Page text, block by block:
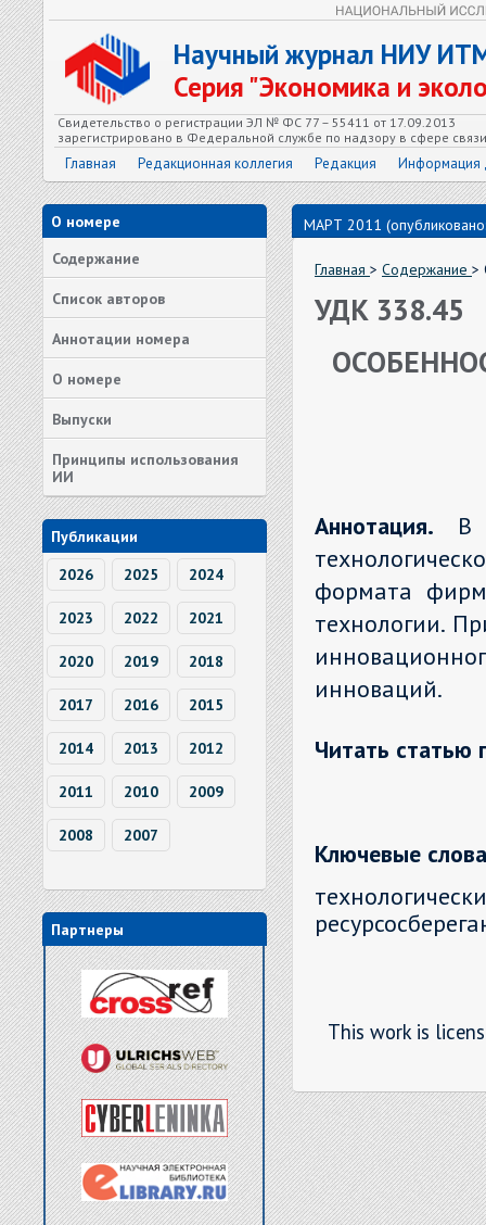
Научный журнал НИУ
Серия "Экономика и
Свидетельство о регистрации ЭЛ № ФС 77 – 55411 от 17.09.2013
зарегистрировано в Федеральной службе по надзору в сфере
Главная Редакционная коллегия Редакция Информация
О номере
Содержание
Список авторов
Аннотации номера
О номере
Выпуски
Принципы использования
ИИ
Публикации
2026
2025 2024
2023 2022 2021
2020 2019 2018
2017 2016 2015
2014 2013 2012
2011 2010 2009
2008 2007
Партнеры
МАРТ 2011
Главная > Содержание >
УДК 338.45
Аннотация. В
формата
технологии.
инноваций.
Читать статью
Ключевые
This work is